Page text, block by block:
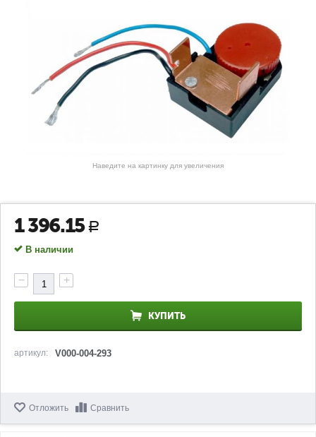
Наведите на картинку для увеличения
1 396.15 Р
В наличии
+
−
КУПИТЬ
артикул: V000-004-293
Отложить Сравнить